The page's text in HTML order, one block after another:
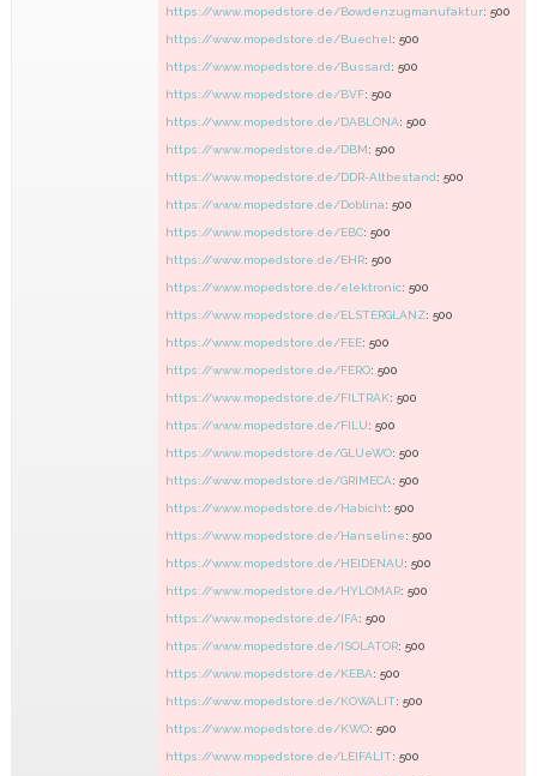
https://www.mopedstore.de/Bowdenzugmanufaktur: 500
https://www.mopedstore.de/Buechel: 500
https://www.mopedstore.de/Bussard: 500
https://www.mopedstore.de/BVF: 500
https://www.mopedstore.de/DABLONA: 500
https://www.mopedstore.de/DBM: 500
https://www.mopedstore.de/DDR-Altbestand: 500
https://www.mopedstore.de/Doblina: 500
https://www.mopedstore.de/EBC: 500
https://www.mopedstore.de/EHR: 500
https://www.mopedstore.de/elektronic: 500
https://www.mopedstore.de/ELSTERGLANZ: 500
https://www.mopedstore.de/FEE: 500
https://www.mopedstore.de/FERO: 500
https://www.mopedstore.de/FILTRAK: 500
https://www.mopedstore.de/FILU: 500
https://www.mopedstore.de/GLUeWO: 500
https://www.mopedstore.de/GRIMECA: 500
https://www.mopedstore.de/Habicht: 500
https://www.mopedstore.de/Hanseline: 500
https://www.mopedstore.de/HEIDENAU: 500
https://www.mopedstore.de/HYLOMAR: 500
https://www.mopedstore.de/IFA: 500
https://www.mopedstore.de/ISOLATOR: 500
https://www.mopedstore.de/KEBA: 500
https://www.mopedstore.de/KOWALIT: 500
https://www.mopedstore.de/KWO: 500
https://www.mopedstore.de/LEIFALIT: 500